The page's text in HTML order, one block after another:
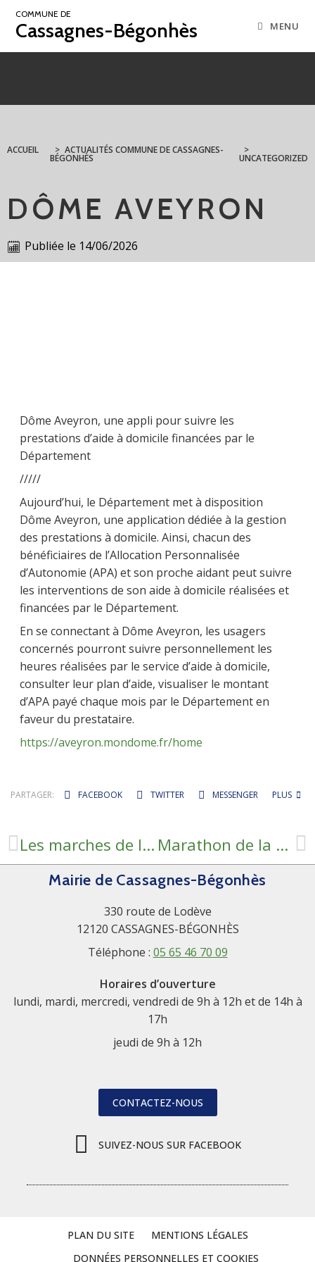
COMMUNE DE
Cassagnes-Bégonhès MENU
ACCUEIL > ACTUALITÉS COMMUNE DE CASSAGNES-
BÉGONHÈS
>
UNCATEGORIZED
DÔME AVEYRON
Publiée le 14/06/2026
Dôme Aveyron, une appli pour suivre les
prestations d’aide à domicile financées par le
Département
/////
Aujourd’hui, le Département met à disposition
Dôme Aveyron, une application dédiée à la gestion
des prestations à domicile. Ainsi, chacun des
bénéficiaires de l’Allocation Personnalisée
d’Autonomie (APA) et son proche aidant peut suivre
les interventions de son aide à domicile réalisées et
financées par le Département.
En se connectant à Dôme Aveyron, les usagers
concernés pourront suivre personnellement les
heures réalisées par le service d’aide à domicile,
consulter leur plan d’aide, visualiser le montant
d’APA payé chaque mois par le Département en
faveur du prestataire.
https://aveyron.mondome.fr/home
PARTAGER: FACEBOOK TWITTER MESSENGER PLUS
Les marches de l’église retrouvent éclat et sécurité Marathon de la Biodiversité
Mairie de Cassagnes-Bégonhès
330 route de Lodève
12120 CASSAGNES-BÉGONHÈS
Téléphone : 05 65 46 70 09
Horaires d’ouverture
lundi, mardi, mercredi, vendredi de 9h à 12h et de 14h à
17h
jeudi de 9h à 12h
CONTACTEZ-NOUS
SUIVEZ-NOUS SUR FACEBOOK
PLAN DU SITE
MENTIONS LÉGALES
DONNÉES PERSONNELLES ET COOKIES